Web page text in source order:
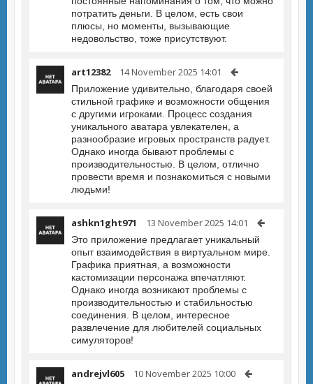
потратить деньги. В целом, есть свои
плюсы, но моменты, вызывающие
недовольство, тоже присутствуют.
art12382 14 November 2025 14:01
Приложение удивительно, благодаря своей
стильной графике и возможности общения
с другими игроками. Процесс создания
уникального аватара увлекателен, а
разнообразие игровых пространств радует.
Однако иногда бывают проблемы с
производительностью. В целом, отлично
провести время и познакомиться с новыми
людьми!
ashkn1ght971 13 November 2025 14:01
Это приложение предлагает уникальный
опыт взаимодействия в виртуальном мире.
Графика приятная, а возможности
кастомизации персонажа впечатляют.
Однако иногда возникают проблемы с
производительностью и стабильностью
соединения. В целом, интересное
развлечение для любителей социальных
симуляторов!
andrejvl605 10 November 2025 10:00